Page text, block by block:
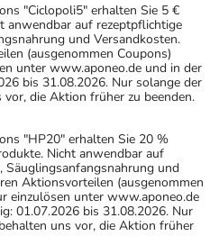
"Ciclopoli5" erhalten Sie 5 €
anwendbar auf rezeptpflichtige
und Versandkosten.
(ausgenommen Coupons)
unter www.aponeo.de und in der
bis 31.08.2026. Nur solange der
die Aktion früher zu beenden.
"HP20" erhalten Sie 20 %
Nicht anwendbar auf
Säuglingsanfangsnahrung und
Aktionsvorteilen (ausgenommen
einzulösen unter www.aponeo.de
01.07.2026 bis 31.08.2026. Nur
uns vor, die Aktion früher